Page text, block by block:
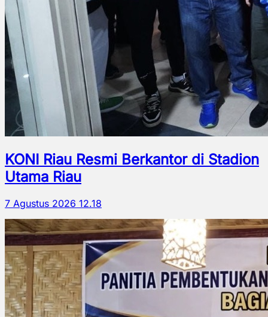
KONI Riau Resmi Berkantor di Stadion
Utama Riau
7 Agustus 2026 12.18